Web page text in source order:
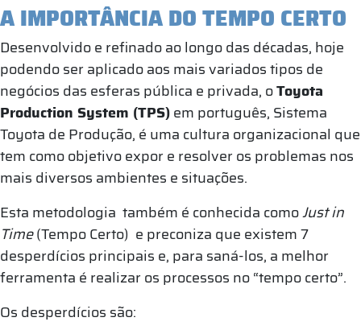
A IMPORTÂNCIA DO TEMPO CERTO
Desenvolvido e refinado ao longo das décadas, hoje
podendo ser aplicado aos mais variados tipos de
negócios das esferas pública e privada, oToyota
Production System (TPS)em português, Sistema
Toyota de Produção, é uma cultura organizacional que
tem como objetivo expor e resolver os problemas nos
mais diversos ambientes e situações.
Esta metodologia também é conhecida comoJust in
Time(Tempo Certo) e preconiza que existem 7
desperdícios principais e, para saná-los, a melhor
ferramenta é realizar os processos no “tempo certo”.
Os desperdícios são: